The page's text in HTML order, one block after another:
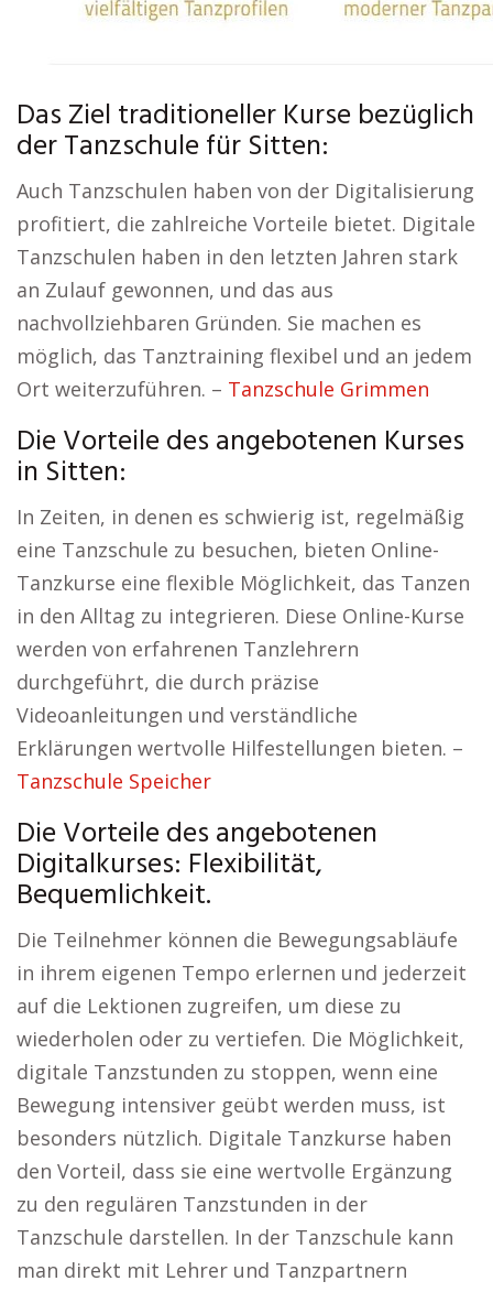
Das Ziel traditioneller Kurse bezüglich
der Tanzschule für Sitten:
Auch Tanzschulen haben von der Digitalisierung
profitiert, die zahlreiche Vorteile bietet. Digitale
Tanzschulen haben in den letzten Jahren stark
an Zulauf gewonnen, und das aus
nachvollziehbaren Gründen. Sie machen es
möglich, das Tanztraining flexibel und an jedem
Ort weiterzuführen. – Tanzschule Grimmen
Die Vorteile des angebotenen Kurses
in Sitten:
In Zeiten, in denen es schwierig ist, regelmäßig
eine Tanzschule zu besuchen, bieten Online-
Tanzkurse eine flexible Möglichkeit, das Tanzen
in den Alltag zu integrieren. Diese Online-Kurse
werden von erfahrenen Tanzlehrern
durchgeführt, die durch präzise
Videoanleitungen und verständliche
Erklärungen wertvolle Hilfestellungen bieten. –
Tanzschule Speicher
Die Vorteile des angebotenen
Digitalkurses: Flexibilität,
Bequemlichkeit.
Die Teilnehmer können die Bewegungsabläufe
in ihrem eigenen Tempo erlernen und jederzeit
auf die Lektionen zugreifen, um diese zu
wiederholen oder zu vertiefen. Die Möglichkeit,
digitale Tanzstunden zu stoppen, wenn eine
Bewegung intensiver geübt werden muss, ist
besonders nützlich. Digitale Tanzkurse haben
den Vorteil, dass sie eine wertvolle Ergänzung
zu den regulären Tanzstunden in der
Tanzschule darstellen. In der Tanzschule kann
man direkt mit Lehrer und Tanzpartnern